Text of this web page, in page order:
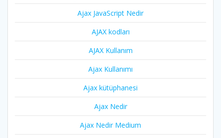
Ajax JavaScript Nedir
AJAX kodları
AJAX Kullanım
Ajax Kullanımı
Ajax kütüphanesi
Ajax Nedir
Ajax Nedir Medium